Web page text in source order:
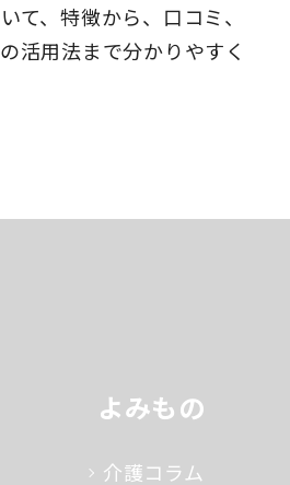
て、特徴から、口コミ、
活用法まで分かりやすく
よみもの
介護コラム